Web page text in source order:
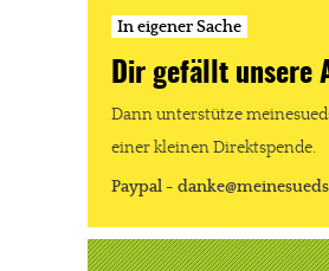
In eigener Sache
Dir gefällt unsere
Dann unterstütze
einer kleinen Direktspende.
Paypal -